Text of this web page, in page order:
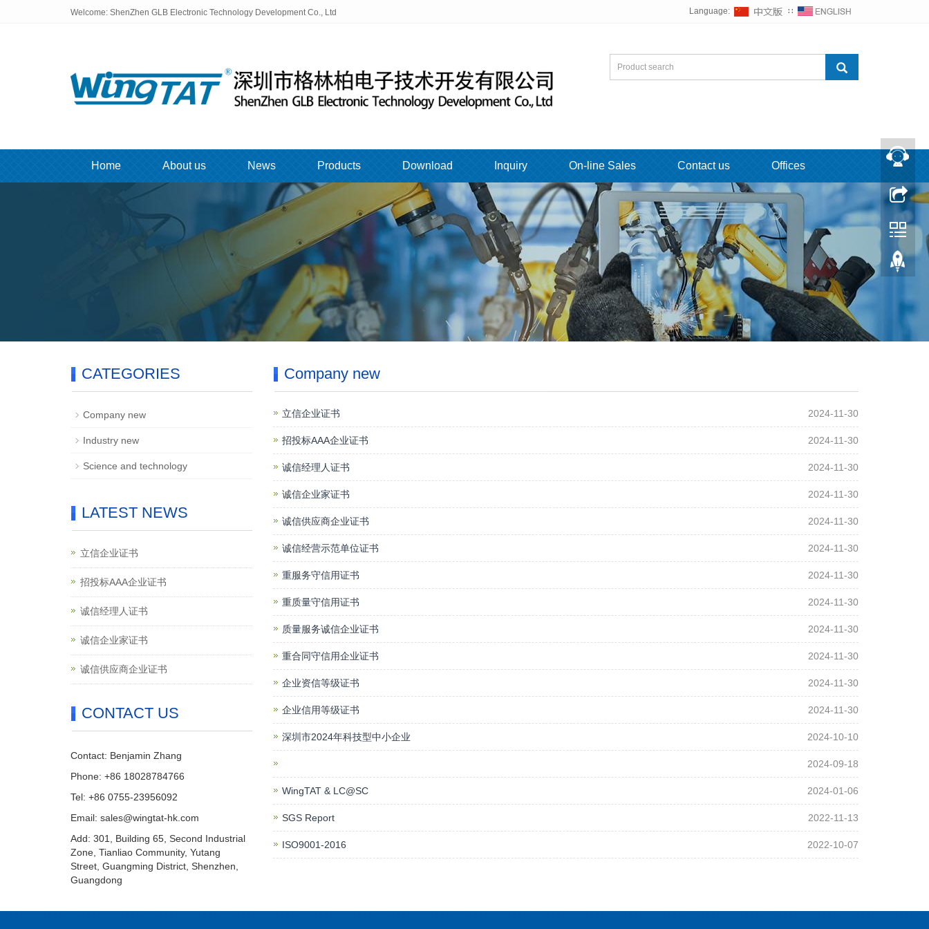
Welcome: ShenZhen GLB Electronic Technology Development Co., Ltd Language: ∷
Home About us News Products Download Inquiry On-line Sales Contact us Offices
Company new
立信企业证书 2024-11-30
招投标AAA企业证书 2024-11-30
诚信经理人证书 2024-11-30
诚信企业家证书 2024-11-30
诚信供应商企业证书 2024-11-30
诚信经营示范单位证书 2024-11-30
重服务守信用证书 2024-11-30
重质量守信用证书 2024-11-30
质量服务诚信企业证书 2024-11-30
重合同守信用企业证书 2024-11-30
企业资信等级证书 2024-11-30
企业信用等级证书 2024-11-30
深圳市2024年科技型中小企业 2024-10-10
2024-09-18
WingTAT & LC@SC 2024-01-06
SGS Report 2022-11-13
ISO9001-2016 2022-10-07
CATEGORIES
Company new
Industry new
Science and technology
LATEST NEWS
立信企业证书
招投标AAA企业证书
诚信经理人证书
诚信企业家证书
诚信供应商企业证书
CONTACT US
Contact: Benjamin Zhang
Phone: +86 18028784766
Tel: +86 0755-23956092
Email: sales@wingtat-hk.com
Add: 301, Building 65, Second Industrial
Zone, Tianliao Community, Yutang
Street, Guangming District, Shenzhen,
Guangdong